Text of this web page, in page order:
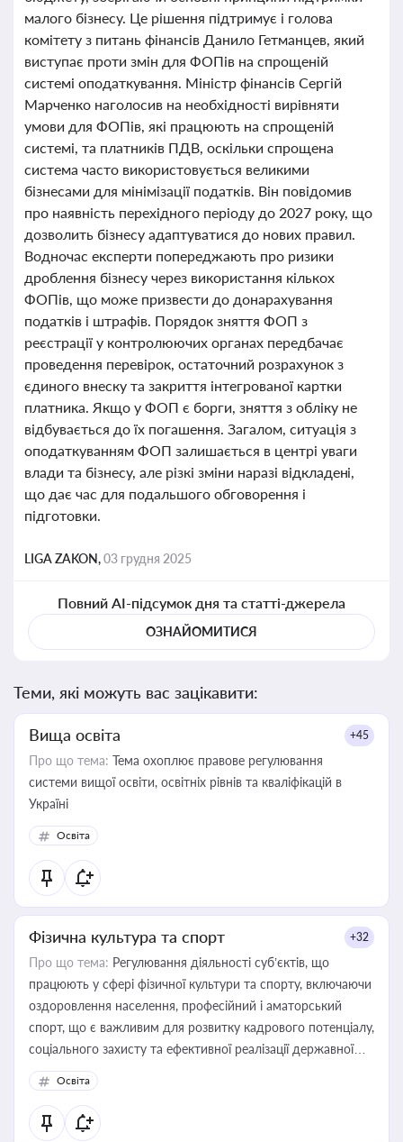
малого бізнесу. Це рішення підтримує і голова
комітету з питань фінансів Данило Гетманцев, який
виступає проти змін для ФОПів на спрощеній
системі оподаткування. Міністр фінансів Сергій
Марченко наголосив на необхідності вирівняти
умови для ФОПів, які працюють на спрощеній
системі, та платників ПДВ, оскільки спрощена
система часто використовується великими
бізнесами для мінімізації податків. Він повідомив
про наявність перехідного періоду до 2027 року, що
дозволить бізнесу адаптуватися до нових правил.
Водночас експерти попереджають про ризики
дроблення бізнесу через використання кількох
ФОПів, що може призвести до донарахування
податків і штрафів. Порядок зняття ФОП з
реєстрації у контролюючих органах передбачає
проведення перевірок, остаточний розрахунок з
єдиного внеску та закриття інтегрованої картки
платника. Якщо у ФОП є борги, зняття з обліку не
відбувається до їх погашення. Загалом, ситуація з
оподаткуванням ФОП залишається в центрі уваги
влади та бізнесу, але різкі зміни наразі відкладені,
що дає час для подальшого обговорення і
підготовки.
LIGA ZAKON,03 грудня 2025
Повний AI-підсумок дня та статті-джерела
ОЗНАЙОМИТИСЯ
Теми, які можуть вас зацікавити:
Вища освіта +45
Про що тема: Тема охоплює правове регулювання
системи вищої освіти, освітніх рівнів та кваліфікацій в
Україні
Освіта
Фізична культура та спорт +32
Про що тема: Регулювання діяльності суб’єктів, що
працюють у сфері фізичної культури та спорту, включаючи
оздоровлення населення, професійний і аматорський
спорт, що є важливим для розвитку кадрового потенціалу,
соціального захисту та ефективної реалізації державної
політики у цій галузі
Освіта